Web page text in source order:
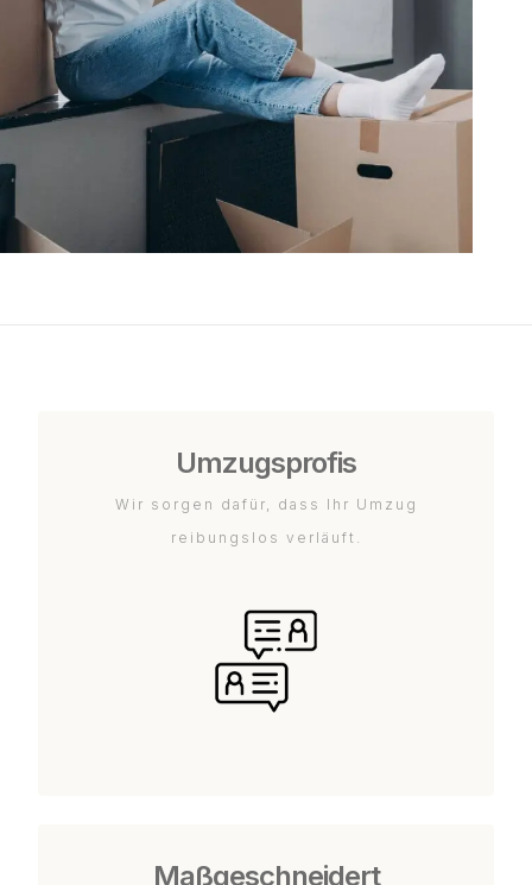
Umzugsprofis
Wir sorgen dafür, dass Ihr Umzug
reibungslos verläuft.
Maßgeschneidert